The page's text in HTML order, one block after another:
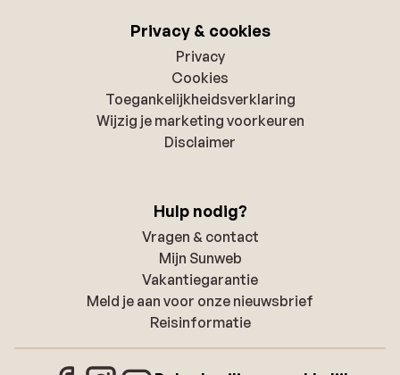
Privacy & cookies
Privacy
Cookies
Toegankelijkheidsverklaring
Wijzig je marketing voorkeuren
Disclaimer
Hulp nodig?
Vragen & contact
Mijn Sunweb
Vakantiegarantie
Meld je aan voor onze nieuwsbrief
Reisinformatie